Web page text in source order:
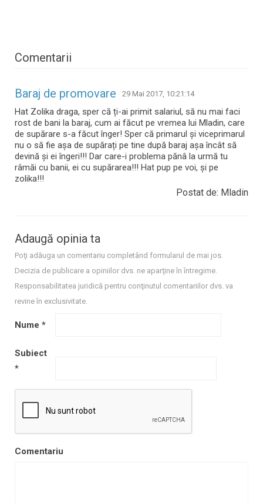
Comentarii
Baraj de promovare 29 Mai 2017, 10:21:14
Hat Zolika draga, sper că ți-ai primit salariul, să nu mai faci
rost de bani la baraj, cum ai făcut pe vremea lui Mladin, care
de supărare s-a făcut înger! Sper că primarul și viceprimarul
nu o să fie așa de supărați pe tine după baraj așa încât să
devină și ei îngeri!!! Dar care-i problema pănâ la urmă tu
râmăi cu banii, ei cu supărarea!!! Hat pup pe voi, și pe
zolika!!!
Postat de: Mladin
Adaugă opinia ta
Poţi adăuga un comentariu completând formularul de mai jos.
Decizia de publicare a opiniilor dvs. ne aparţine în întregime.
Responsabilitatea juridică pentru conţinutul comentariilor dvs. va
revine în exclusivitate.
Nume *
Subiect
*
Comentariu